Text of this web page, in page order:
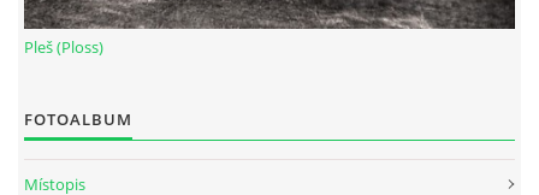
Pleš (Ploss)
FOTOALBUM
Místopis